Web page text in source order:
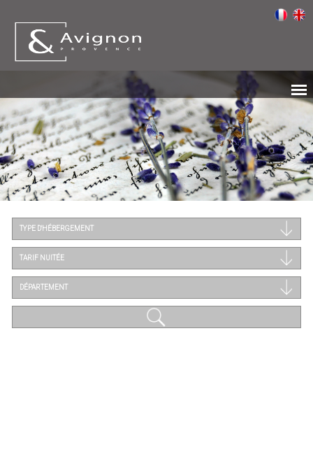
TYPE D'HÉBERGEMENT
TARIF NUITÉE
DÉPARTEMENT